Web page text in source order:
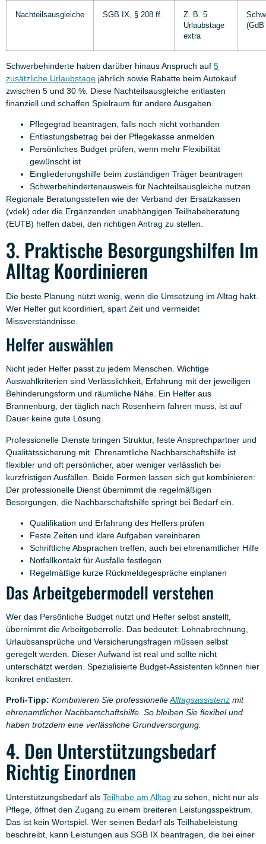
Nachteilsausgleiche SGB IX, § 208 ff.
Z. B. 5
Urlaubstage
extra
(GdB
Schwerbehinderte haben darüber hinaus Anspruch auf 5
zusätzliche Urlaubstage jährlich sowie Rabatte beim Autokauf
zwischen 5 und 30 %. Diese Nachteilsausgleiche entlasten
finanziell und schaffen Spielraum für andere Ausgaben.
Pflegegrad beantragen, falls noch nicht vorhanden
Entlastungsbetrag bei der Pflegekasse anmelden
Persönliches Budget prüfen, wenn mehr Flexibilität
gewünscht ist
Eingliederungshilfe beim zuständigen Träger beantragen
Schwerbehindertenausweis für Nachteilsausgleiche nutzen
Regionale Beratungsstellen wie der Verband der Ersatzkassen
(vdek) oder die Ergänzenden unabhängigen Teilhabeberatung
(EUTB) helfen dabei, den richtigen Antrag zu stellen.
3. Praktische Besorgungshilfen Im
Alltag Koordinieren
Die beste Planung nützt wenig, wenn die Umsetzung im Alltag hakt.
Wer Helfer gut koordiniert, spart Zeit und vermeidet
Missverständnisse.
Helfer auswählen
Nicht jeder Helfer passt zu jedem Menschen. Wichtige
Auswahlkriterien sind Verlässlichkeit, Erfahrung mit der jeweiligen
Behinderungsform und räumliche Nähe. Ein Helfer aus
Brannenburg, der täglich nach Rosenheim fahren muss, ist auf
Dauer keine gute Lösung.
Professionelle Dienste bringen Struktur, feste Ansprechpartner und
Qualitätssicherung mit. Ehrenamtliche Nachbarschaftshilfe ist
flexibler und oft persönlicher, aber weniger verlässlich bei
kurzfristigen Ausfällen. Beide Formen lassen sich gut kombinieren:
Der professionelle Dienst übernimmt die regelmäßigen
Besorgungen, die Nachbarschaftshilfe springt bei Bedarf ein.
Qualifikation und Erfahrung des Helfers prüfen
Feste Zeiten und klare Aufgaben vereinbaren
Schriftliche Absprachen treffen, auch bei ehrenamtlicher Hilfe
Notfallkontakt für Ausfälle festlegen
Regelmäßige kurze Rückmeldegespräche einplanen
Das Arbeitgebermodell verstehen
Wer das Persönliche Budget nutzt und Helfer selbst anstellt,
übernimmt die Arbeitgeberrolle. Das bedeutet: Lohnabrechnung,
Urlaubsansprüche und Versicherungsfragen müssen selbst
geregelt werden. Dieser Aufwand ist real und sollte nicht
unterschätzt werden. Spezialisierte Budget-Assistenten können hier
konkret entlasten.
Profi-Tipp: Kombinieren Sie professionelleAlltagsassistenz mit
ehrenamtlicher Nachbarschaftshilfe. So bleiben Sie flexibel und
haben trotzdem eine verlässliche Grundversorgung.
4. Den Unterstützungsbedarf
Richtig Einordnen
Unterstützungsbedarf als Teilhabe am Alltag zu sehen, nicht nur als
Pflege, öffnet den Zugang zu einem breiteren Leistungsspektrum.
Das ist kein Wortspiel. Wer seinen Bedarf als Teilhabeleistung
beschreibt, kann Leistungen aus SGB IX beantragen, die bei einer